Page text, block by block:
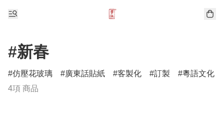
#新春
仿壓花玻璃 廣東話貼紙 客製化 訂製
粵語文化
4項 商品